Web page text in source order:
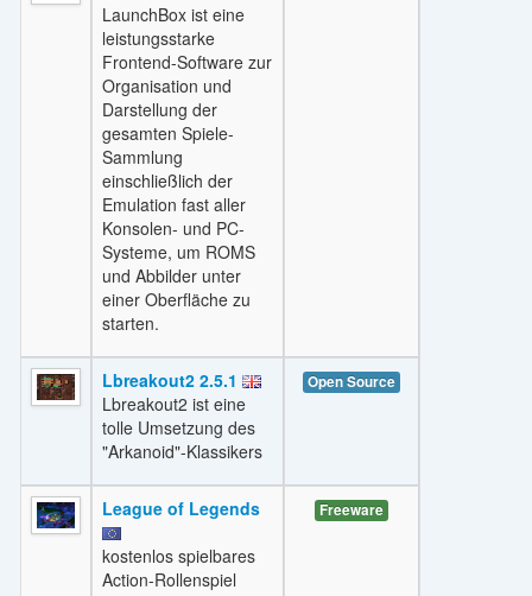
LaunchBox ist eine
leistungsstarke
Frontend-Software zur
Organisation und
Darstellung der
gesamten Spiele-
Sammlung
einschließlich der
Emulation fast aller
Konsolen- und PC-
Systeme, um ROMS
und Abbilder unter
einer Oberfläche zu
starten.
Lbreakout2 2.5.1
Lbreakout2 ist eine
tolle Umsetzung des
"Arkanoid"-Klassikers
Open Source
League of Legends
kostenlos spielbares
Action-Rollenspiel
Freeware